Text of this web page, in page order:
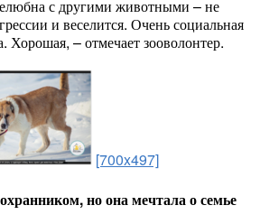
с другими животными – не
и веселится. Очень социальная
Хорошая, – отмечает зооволонтер.
[700x497]
но она мечтала о семье